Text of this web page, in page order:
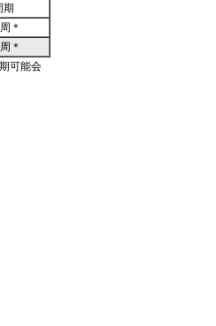
期
＊
＊
可能会